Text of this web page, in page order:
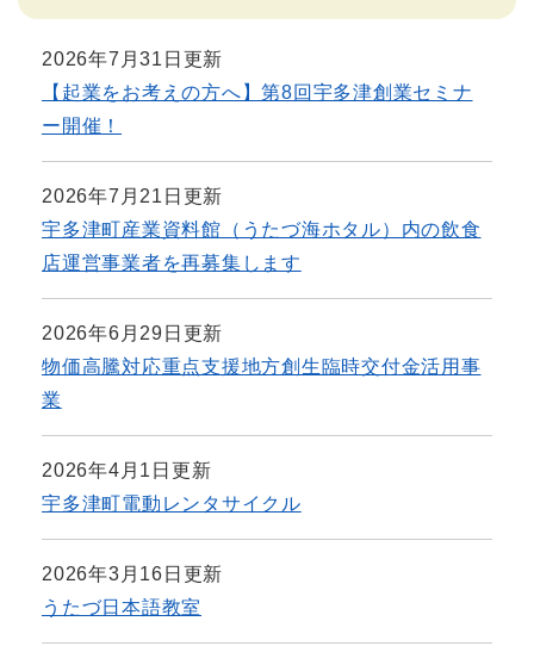
2026年7月31日更新
【起業をお考えの方へ】第8回宇多津創業セミナ
ー開催！
2026年7月21日更新
宇多津町産業資料館（うたづ海ホタル）内の飲食
店運営事業者を再募集します
2026年6月29日更新
物価高騰対応重点支援地方創生臨時交付金活用事
業
2026年4月1日更新
宇多津町電動レンタサイクル
2026年3月16日更新
うたづ日本語教室